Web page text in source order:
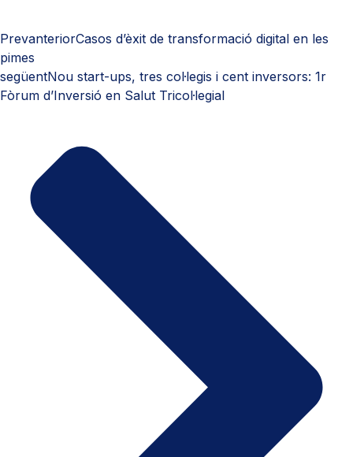
PrevanteriorCasos d’èxit de transformació digital en les
pimes
següentNou start-ups, tres col·legis i cent inversors: 1r
Fòrum d’Inversió en Salut Tricol·legial